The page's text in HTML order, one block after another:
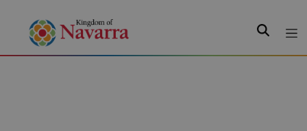
Search